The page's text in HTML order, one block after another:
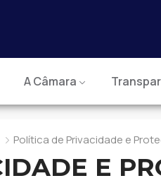
A Câmara
Política de Privacidade e
E